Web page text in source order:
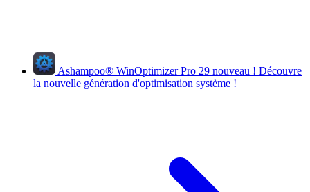
Ashampoo® WinOptimizer Pro 29 nouveau ! Découvre
la nouvelle génération d'optimisation système !